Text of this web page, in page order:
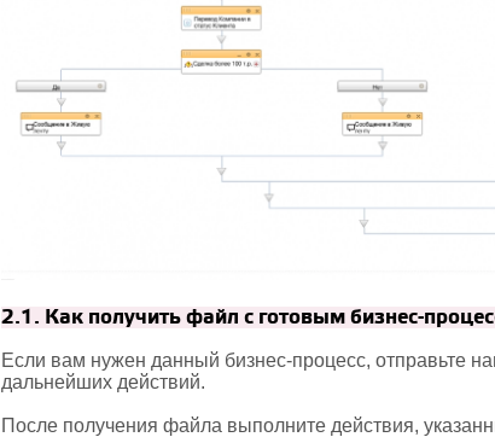
2.1. Как получить файл с готовым бизнес-
Если вам нужен данный бизнес-процесс, отправьте
дальнейших действий.
После получения файла выполните действия,